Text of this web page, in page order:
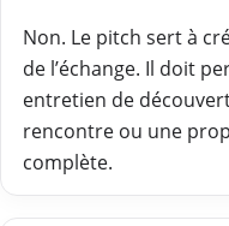
Non. Le pitch sert à
de l’échange. Il doit
entretien de
rencontre ou une
complète.